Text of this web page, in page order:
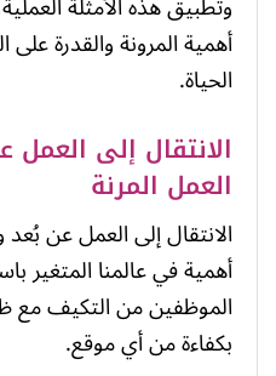
أهمية المرونة والقدرة
الحياة.
الانتقال إلى العمل
العمل المرنة
الانتقال إلى العمل عن
أهمية في عالمنا المتغير
الموظفين من التكيف مع
بكفاءة من أي موقع.